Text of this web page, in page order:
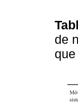
de